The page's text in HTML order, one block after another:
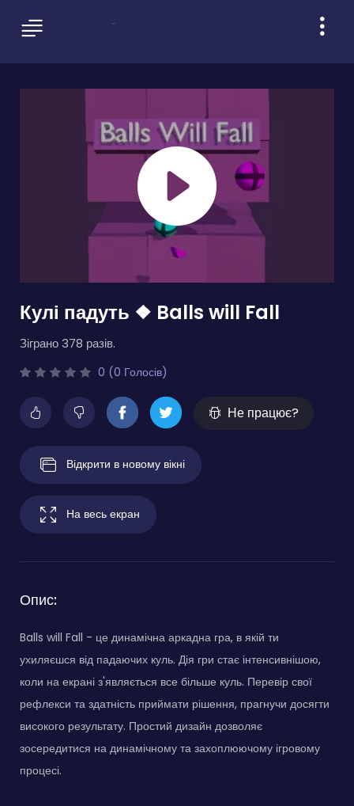
Кулі падуть ❖ Balls will Fall
Зіграно 378 разів.
0 (0 Голосів)
Не працює?
Відкрити в новому вікні
На весь екран
Опис:
Balls will Fall - це динамічна аркадна гра, в якій ти
ухиляєшся від падаючих куль. Дія гри стає інтенсивнішою,
коли на екрані з'являється все більше куль. Перевір свої
рефлекси та здатність приймати рішення, прагнучи досягти
високого результату. Простий дизайн дозволяє
зосередитися на динамічному та захоплюючому ігровому
процесі.